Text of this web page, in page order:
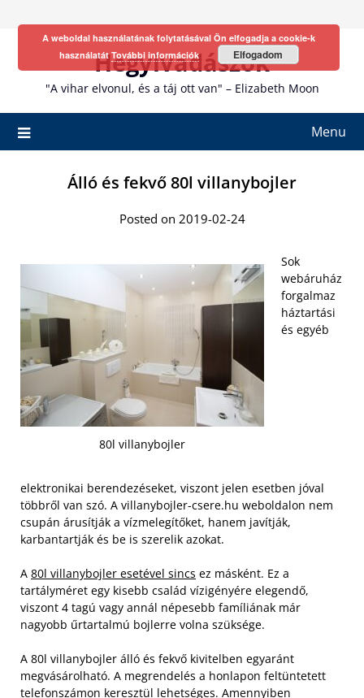
Hegyivadászok
"A vihar elvonul, és a táj ott van" – Elizabeth Moon
Menu
Álló és fekvő 80l villanybojler
Posted on 2019-02-24
80l villanybojler
Sok
webáruház
forgalmaz
háztartási
és egyéb
elektronikai berendezéseket, viszont jelen esetben jóval
többről van szó. A villanybojler-csere.hu weboldalon nem
csupán árusítják a vízmelegítőket, hanem javítják,
karbantartják és be is szerelik azokat.
A 80l villanybojler esetével sincs ez másként. Ez a
tartályméret egy kisebb család vízigényére elegendő,
viszont 4 tagú vagy annál népesebb famíliának már
nagyobb űrtartalmú bojlerre volna szüksége.
A 80l villanybojler álló és fekvő kivitelben egyaránt
megvásárolható. A megrendelés a honlapon feltüntetett
telefonszámon keresztül lehetséges. Amennyiben
A weboldal használatának folytatásával Ön elfogadja a cookie-k
használatátTovábbi információk Elfogadom